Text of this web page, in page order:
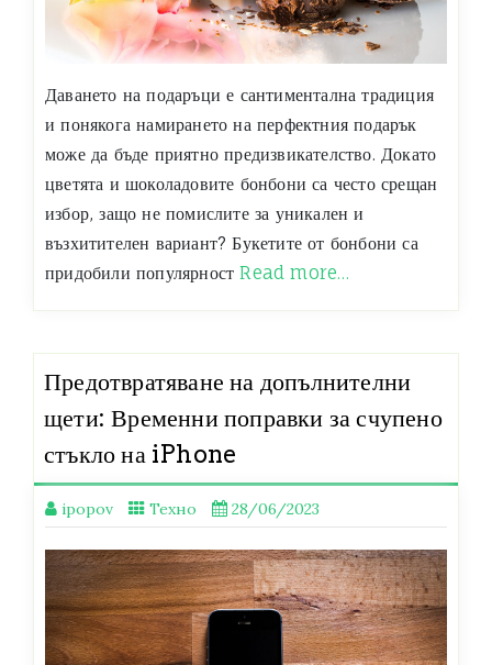
Даването на подаръци е сантиментална традиция
и понякога намирането на перфектния подарък
може да бъде приятно предизвикателство. Докато
цветята и шоколадовите бонбони са често срещан
избор, защо не помислите за уникален и
възхитителен вариант? Букетите от бонбони са
придобили популярностRead more…
Предотвратяване на допълнителни
щети: Временни поправки за счупено
стъкло на iPhone
ipopov Техно 28/06/2023